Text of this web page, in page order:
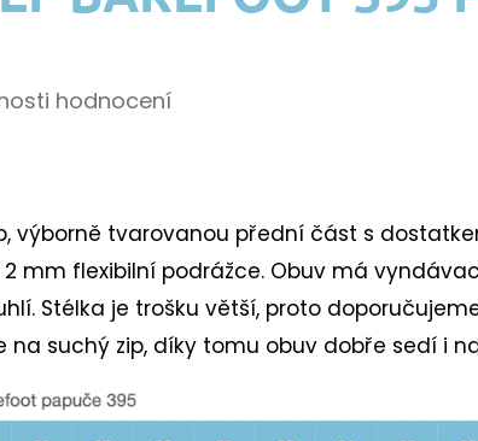
hodnocení
výborně tvarovanou přední část s
mm flexibilní podrážce. Obuv má
Stélka je trošku větší, proto
na suchý zip, díky tomu obuv dobře sedí i